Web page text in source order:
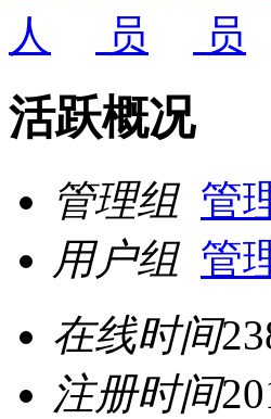
活跃概况
管理组 管
用户组 管
在线时间
注册时间